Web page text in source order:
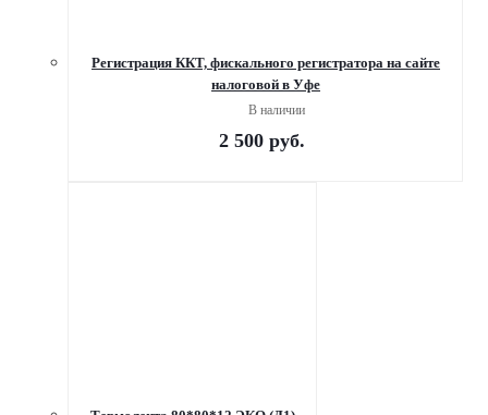
Регистрация ККТ, фискального регистратора на сайте
налоговой в Уфе
В наличии
2 500 руб.